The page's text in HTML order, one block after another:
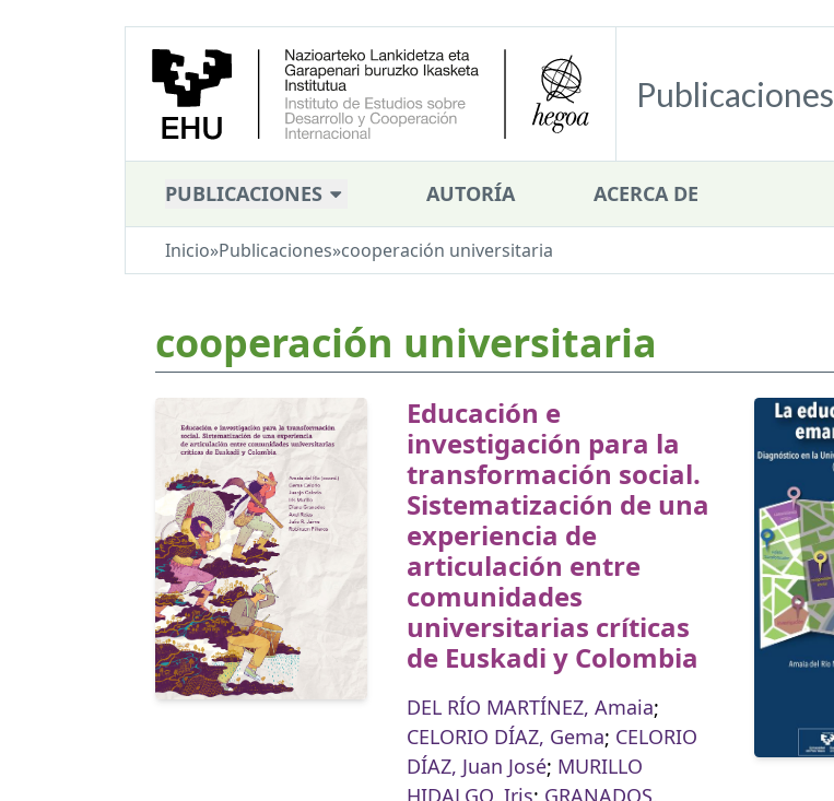
Publicaciones
PUBLICACIONES AUTORÍA ACERCA DE
Inicio»Publicaciones»cooperación universitaria
cooperación universitaria
Educación e
investigación para la
transformación social.
Sistematización de una
experiencia de
articulación entre
comunidades
universitarias críticas
de Euskadi y Colombia
DEL RÍO MARTÍNEZ, Amaia;
CELORIO DÍAZ, Gema; CELORIO
DÍAZ, Juan José; MURILLO
HIDALGO, Iris; GRANADOS,